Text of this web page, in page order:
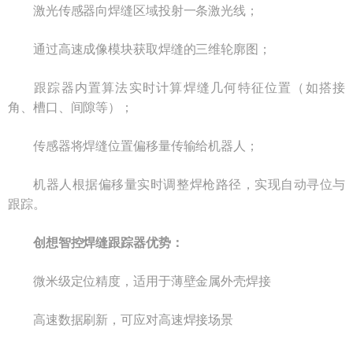
激光传感器向焊缝区域投射一条激光线；
通过高速成像模块获取焊缝的三维轮廓图；
跟踪器内置算法实时计算焊缝几何特征位置（如搭接
角、槽口、间隙等）；
传感器将焊缝位置偏移量传输给机器人；
机器人根据偏移量实时调整焊枪路径，实现自动寻位与
跟踪。
创想智控焊缝跟踪器优势：
微米级定位精度，适用于薄壁金属外壳焊接
高速数据刷新，可应对高速焊接场景